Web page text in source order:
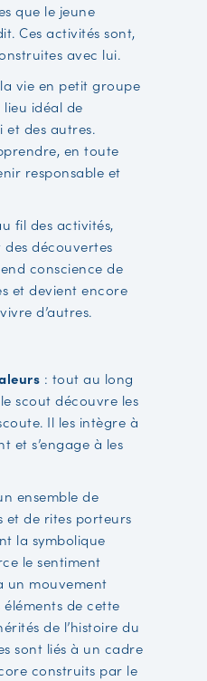
que le jeune
Ces activités sont,
avec lui.
vie en petit groupe
idéal de
et des autres.
en toute
responsable et
fil des activités,
découvertes
conscience de
et devient encore
d’autres.
: tout au long
scout découvre les
Il les intègre à
et s’engage à les
ensemble de
et de rites porteurs
la symbolique
le sentiment
un mouvement
de cette
de l’histoire du
sont liés à un cadre
construits par le